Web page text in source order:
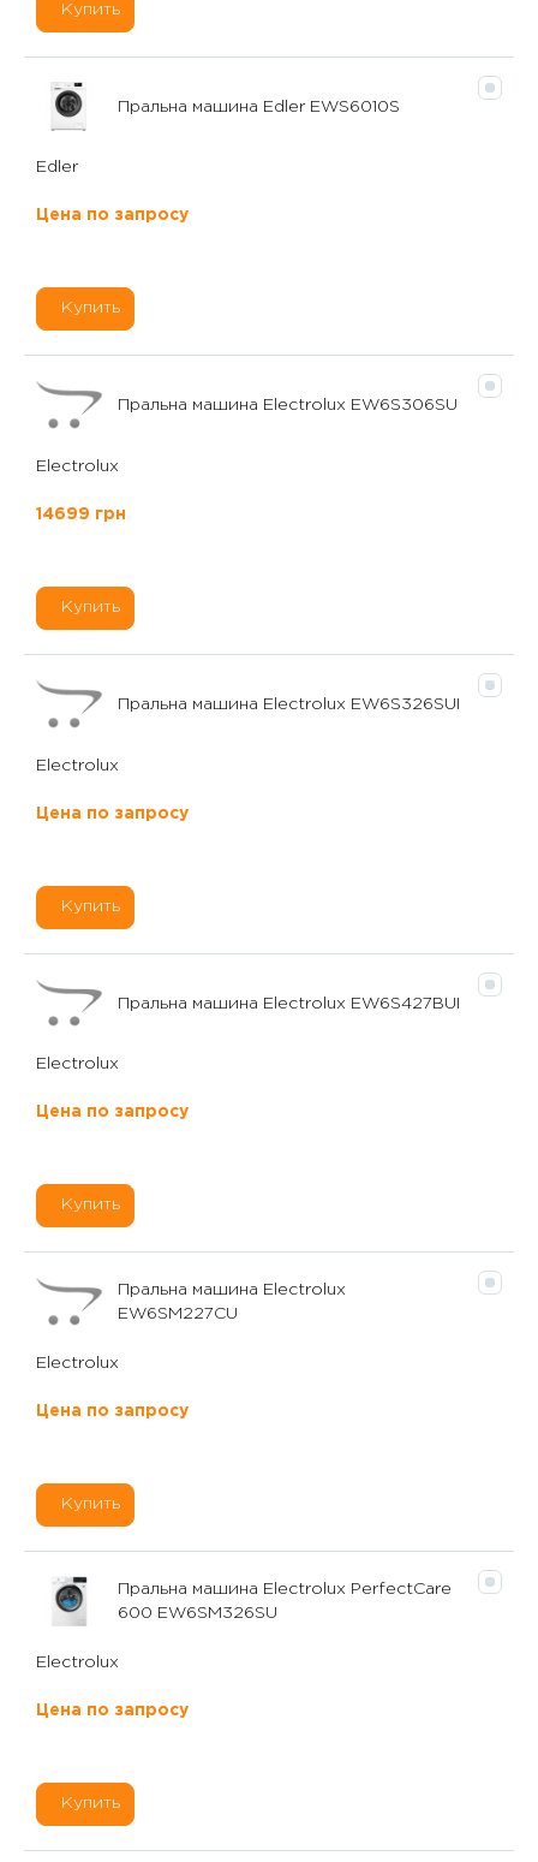
Купить
Пральна машина Edler EWS6010S
Edler
Цена по запросу
Купить
Пральна машина Electrolux EW6S306SU
Electrolux
14699 грн
Купить
Пральна машина Electrolux EW6S326SUI
Electrolux
Цена по запросу
Купить
Пральна машина Electrolux EW6S427BUI
Electrolux
Цена по запросу
Купить
Пральна машина Electrolux
EW6SM227CU
Electrolux
Цена по запросу
Купить
Пральна машина Electrolux PerfectCare
600 EW6SM326SU
Electrolux
Цена по запросу
Купить